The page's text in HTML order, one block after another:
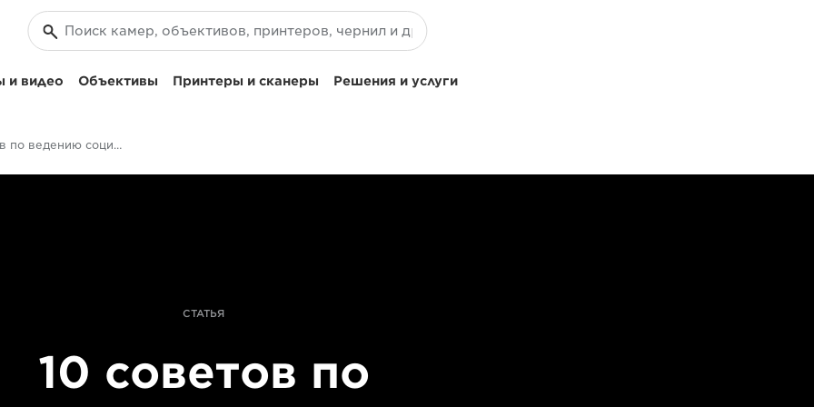
и видео Объективы Принтеры и сканеры Решения и услуги
советов по ведению социальных сетей для фотографов
СТАТЬЯ
10 советов по